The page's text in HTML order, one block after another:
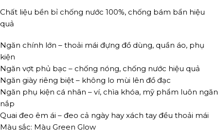
Chất liệu bền bỉ chống nước 100%, chống bám bẩn hiệu
quả
Ngăn chính lớn – thoải mái đựng đồ dùng, quần áo, phụ
kiện
Ngăn vợt phủ bạc – chống nóng, chống nước hiệu quả
Ngăn giày riêng biệt – không lo mùi lên đồ đạc
Ngăn phụ kiện cá nhân – ví, chìa khóa, mỹ phẩm luôn ngăn
nắp
Quai đeo êm ái – đeo cả ngày hay xách tay đều thoải mái
Màu sắc: Màu Green Glow